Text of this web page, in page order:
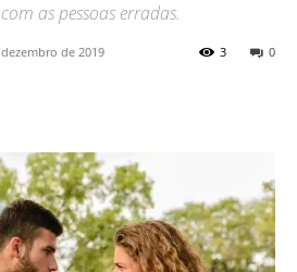
as pessoas erradas.
de 2019 0
3